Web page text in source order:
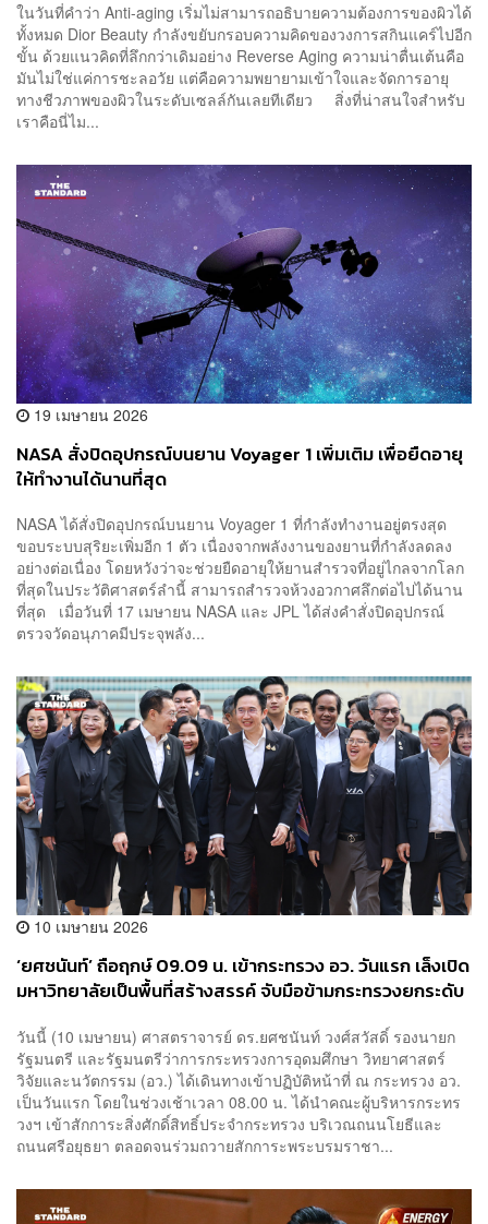
ในวันที่คำว่า Anti-aging เริ่มไม่สามารถอธิบายความต้องการของผิวได้
ทั้งหมด Dior Beauty กำลังขยับกรอบความคิดของวงการสกินแคร์ไปอีก
ขั้น ด้วยแนวคิดที่ลึกกว่าเดิมอย่าง Reverse Aging ความน่าตื่นเต้นคือ
มันไม่ใช่แค่การชะลอวัย แต่คือความพยายามเข้าใจและจัดการอายุ
ทางชีวภาพของผิวในระดับเซลล์กันเลยทีเดียว สิ่งที่น่าสนใจสำหรับ
เราคือนี่ไม...
19 เมษายน 2026
NASA สั่งปิดอุปกรณ์บนยาน Voyager 1 เพิ่มเติม เพื่อยืดอายุ
ให้ทำงานได้นานที่สุด
NASA ได้สั่งปิดอุปกรณ์บนยาน Voyager 1 ที่กำลังทำงานอยู่ตรงสุด
ขอบระบบสุริยะเพิ่มอีก 1 ตัว เนื่องจากพลังงานของยานที่กำลังลดลง
อย่างต่อเนื่อง โดยหวังว่าจะช่วยยืดอายุให้ยานสำรวจที่อยู่ไกลจากโลก
ที่สุดในประวัติศาสตร์ลำนี้ สามารถสำรวจห้วงอวกาศลึกต่อไปได้นาน
ที่สุด เมื่อวันที่ 17 เมษายน NASA และ JPL ได้ส่งคำสั่งปิดอุปกรณ์
ตรวจวัดอนุภาคมีประจุพลัง...
10 เมษายน 2026
‘ยศชนันท์’ ถือฤกษ์ 09.09 น. เข้ากระทรวง อว. วันแรก เล็งเปิด
มหาวิทยาลัยเป็นพื้นที่สร้างสรรค์ จับมือข้ามกระทรวงยกระดับ
วันนี้ (10 เมษายน) ศาสตราจารย์ ดร.ยศชนันท์ วงศ์สวัสดิ์ รองนายก
รัฐมนตรี และรัฐมนตรีว่าการกระทรวงการอุดมศึกษา วิทยาศาสตร์
วิจัยและนวัตกรรม (อว.) ได้เดินทางเข้าปฏิบัติหน้าที่ ณ กระทรวง อว.
เป็นวันแรก โดยในช่วงเช้าเวลา 08.00 น. ได้นำคณะผู้บริหารกระทร
วงฯ เข้าสักการะสิ่งศักดิ์สิทธิ์ประจำกระทรวง บริเวณถนนโยธีและ
ถนนศรีอยุธยา ตลอดจนร่วมถวายสักการะพระบรมราชา...